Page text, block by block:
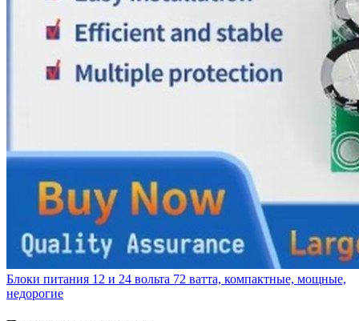
Блоки питания 12 и 24 вольта 72 ватта, компактные, мощные,
недорогие